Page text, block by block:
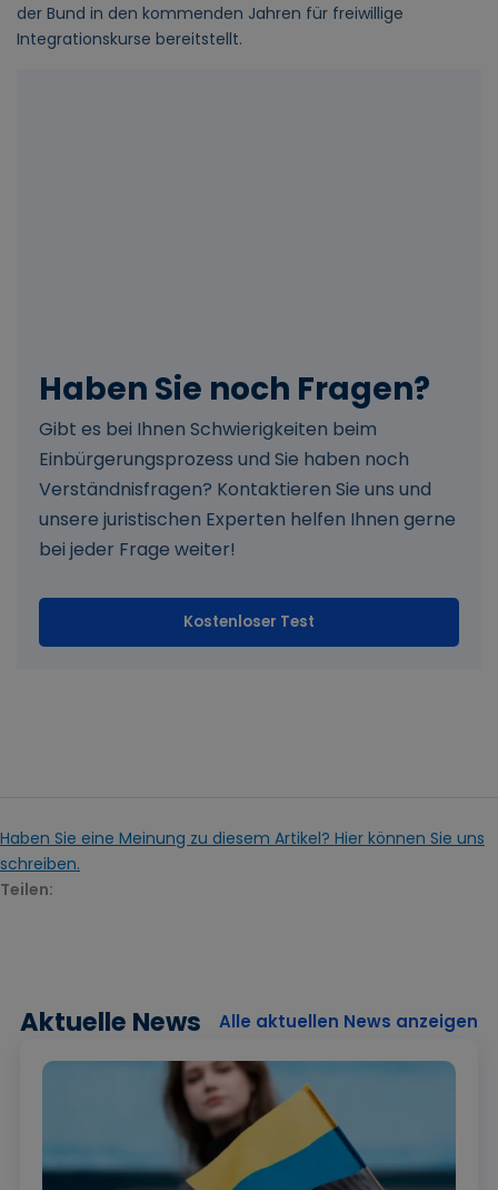
der Bund in den kommenden Jahren für freiwillige
Integrationskurse bereitstellt.
Haben Sie noch Fragen?
Gibt es bei Ihnen Schwierigkeiten beim
Einbürgerungsprozess und Sie haben noch
Verständnisfragen? Kontaktieren Sie uns und
unsere juristischen Experten helfen Ihnen gerne
bei jeder Frage weiter!
Kostenloser Test
Haben Sie eine Meinung zu diesem Artikel? Hier können Sie uns
schreiben.
Teilen:
Aktuelle News Alle aktuellen News anzeigen